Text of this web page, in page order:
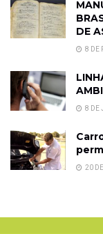
DE
8 DE
8 DE
20